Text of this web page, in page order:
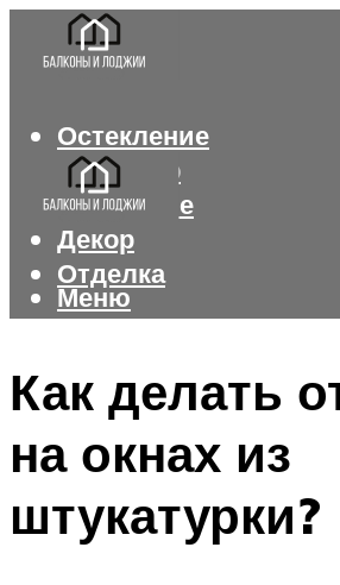
Остекление
Интерьер
Утепление
Декор
Отделка
Меню
Как делать
на окнах из
штукатурки?